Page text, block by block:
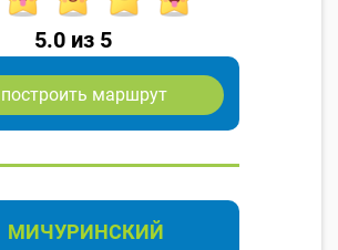
5.0 из 5
построить маршрут
МИЧУРИНСКИЙ